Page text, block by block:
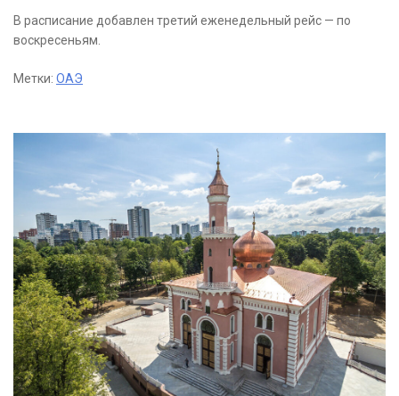
В расписание добавлен третий еженедельный рейс — по
воскресеньям.
Метки: ОАЭ